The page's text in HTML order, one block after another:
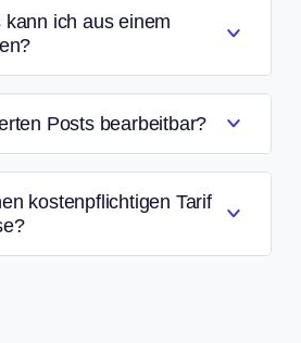
ich aus einem
Posts bearbeitbar?
kostenpflichtigen Tarif